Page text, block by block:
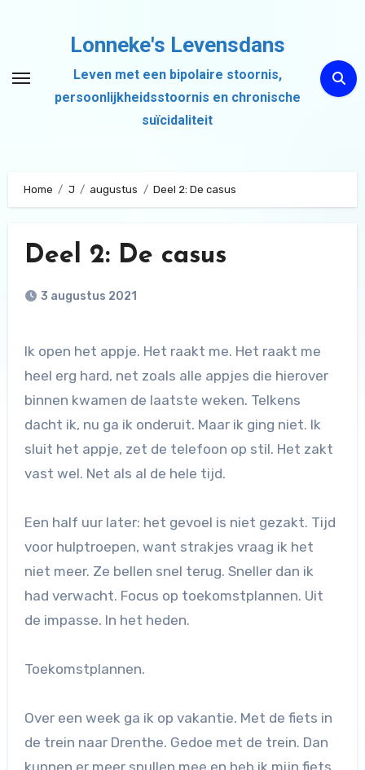
inhoud
Lonneke's Levensdans
Leven met een bipolaire stoornis,
persoonlijkheidsstoornis en chronische
suïcidaliteit
Home J augustus Deel 2: De casus
Deel 2: De casus
3 augustus 2021
Ik open het appje. Het raakt me. Het raakt me
heel erg hard, net zoals alle appjes die hierover
binnen kwamen de laatste weken. Telkens
dacht ik, nu ga ik onderuit. Maar ik ging niet. Ik
sluit het appje, zet de telefoon op stil. Het zakt
vast wel. Net als al de hele tijd.
Een half uur later: het gevoel is niet gezakt. Tijd
voor hulptroepen, want strakjes vraag ik het
niet meer. Ze bellen snel terug. Sneller dan ik
had verwacht. Focus op toekomstplannen. Uit
de impasse. In het heden.
Toekomstplannen.
Over een week ga ik op vakantie. Met de fiets in
de trein naar Drenthe. Gedoe met de trein. Dan